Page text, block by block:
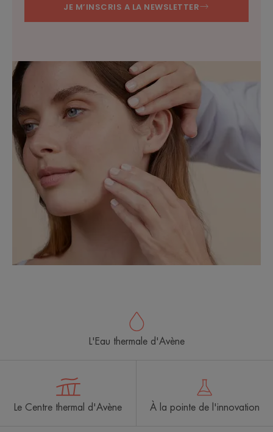
JE M’INSCRIS A LA NEWSLETTER
L'Eau thermale d'Avène
Le Centre thermal d'Avène À la pointe de l'innovation